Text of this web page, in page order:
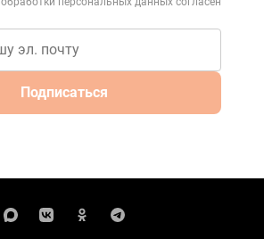
Подписаться